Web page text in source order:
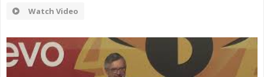
Watch Video